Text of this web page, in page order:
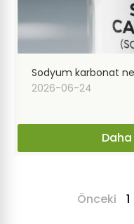
Sodyum karbonat
2026-06-24
Önceki 1